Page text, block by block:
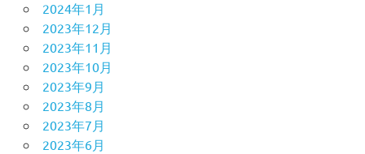
2024年1月
2023年12月
2023年11月
2023年10月
2023年9月
2023年8月
2023年7月
2023年6月